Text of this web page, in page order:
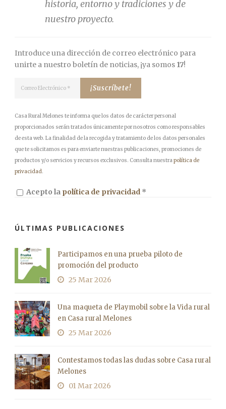
historia, entorno y tradiciones y de
nuestro proyecto.
Introduce una dirección de correo electrónico para
unirte a nuestro boletín de noticias, ¡ya somos 17!
Casa Rural Melones te informa que los datos de carácter personal
proporcionados serán tratados únicamente por nosotros como responsables
de esta web. La finalidad de la recogida y tratamiento de los datos personales
que te solicitamos es para enviarte nuestras publicaciones, promociones de
productos y/o servicios y recursos exclusivos. Consulta nuestrapolítica de
privacidad.
Acepto la política de privacidad *
ÚLTIMAS PUBLICACIONES
Participamos en una prueba piloto de
promoción del producto
25 Mar 2026
Una maqueta de Playmobil sobre la Vida rural
en Casa rural Melones
25 Mar 2026
Contestamos todas las dudas sobre Casa rural
Melones
01 Mar 2026